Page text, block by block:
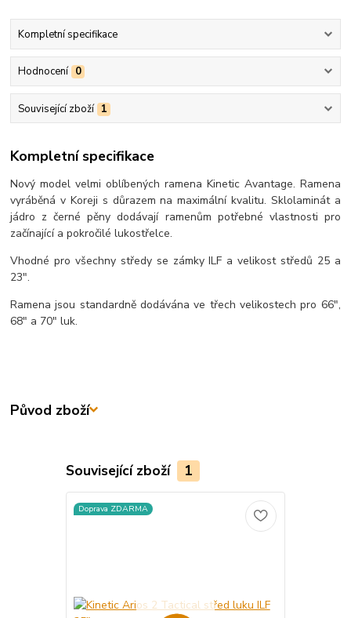
Kompletní specifikace
Hodnocení 0
Související zboží 1
Kompletní specifikace
Nový model velmi oblíbených ramena Kinetic Avantage. Ramena
vyráběná v Koreji s důrazem na maximální kvalitu. Sklolaminát a
jádro z černé pěny dodávají ramenům potřebné vlastnosti pro
začínající a pokročilé lukostřelce.
Vhodné pro všechny středy se zámky ILF a velikost středů 25 a
23".
Ramena jsou standardně dodávána ve třech velikostech pro 66",
68" a 70" luk.
Původ zboží
Související zboží 1
Doprava ZDARMA